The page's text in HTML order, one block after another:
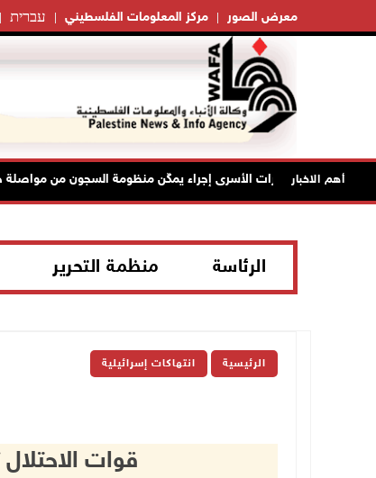
עברית مركز المعلومات الفلسطيني معرض الصور
أهم الاخبار
أمرَ منع زيارات الأسرى إجراء يمكّن منظومة السجون من مواصلة
الرئاسة منظمة التحرير
الرئيسية انتهاكات إسرائيلية
قوات